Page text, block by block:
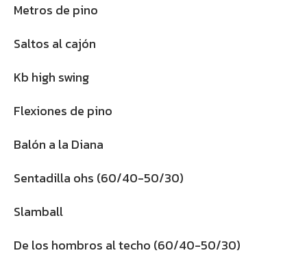
Metros de pino
Saltos al cajón
Kb high swing
Flexiones de pino
Balón a la Diana
Sentadilla ohs (60/40-50/30)
Slamball
De los hombros al techo (60/40-50/30)